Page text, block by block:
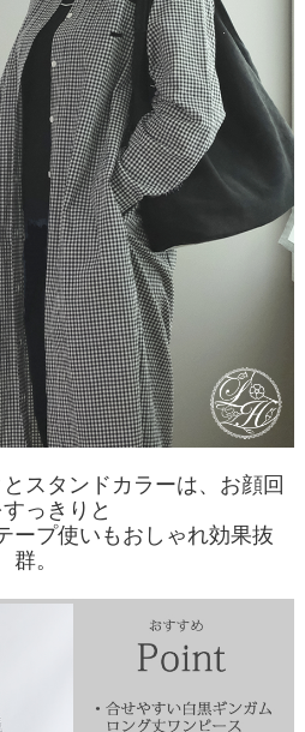
スタンドカラーは、お顔回
すっきりと
ープ使いもおしゃれ効果抜
群。